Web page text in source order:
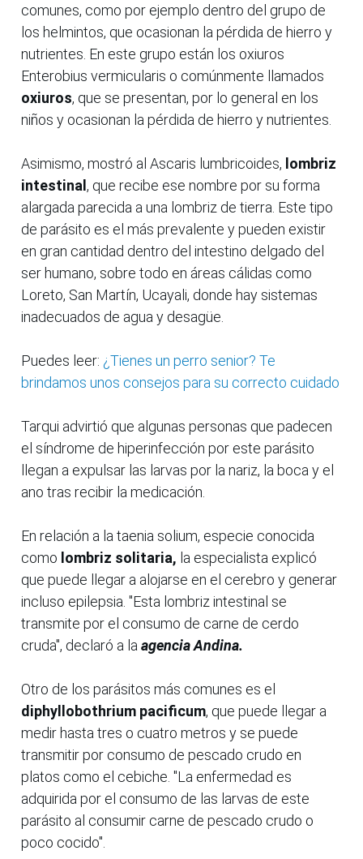
comunes, como por ejemplo dentro del grupo de
los helmintos, que ocasionan la pérdida de hierro y
nutrientes. En este grupo están los oxiuros
Enterobius vermicularis o comúnmente llamados
oxiuros, que se presentan, por lo general en los
niños y ocasionan la pérdida de hierro y nutrientes.
Asimismo, mostró al Ascaris lumbricoides, lombriz
intestinal, que recibe ese nombre por su forma
alargada parecida a una lombriz de tierra. Este tipo
de parásito es el más prevalente y pueden existir
en gran cantidad dentro del intestino delgado del
ser humano, sobre todo en áreas cálidas como
Loreto, San Martín, Ucayali, donde hay sistemas
inadecuados de agua y desagüe.
Puedes leer: ¿Tienes un perro senior? Te
brindamos unos consejos para su correcto cuidado
Tarqui advirtió que algunas personas que padecen
el síndrome de hiperinfección por este parásito
llegan a expulsar las larvas por la nariz, la boca y el
ano tras recibir la medicación.
En relación a la taenia solium, especie conocida
como lombriz solitaria, la especialista explicó
que puede llegar a alojarse en el cerebro y generar
incluso epilepsia. "Esta lombriz intestinal se
transmite por el consumo de carne de cerdo
cruda", declaró a la agencia Andina.
Otro de los parásitos más comunes es el
diphyllobothrium pacificum, que puede llegar a
medir hasta tres o cuatro metros y se puede
transmitir por consumo de pescado crudo en
platos como el cebiche. "La enfermedad es
adquirida por el consumo de las larvas de este
parásito al consumir carne de pescado crudo o
poco cocido".